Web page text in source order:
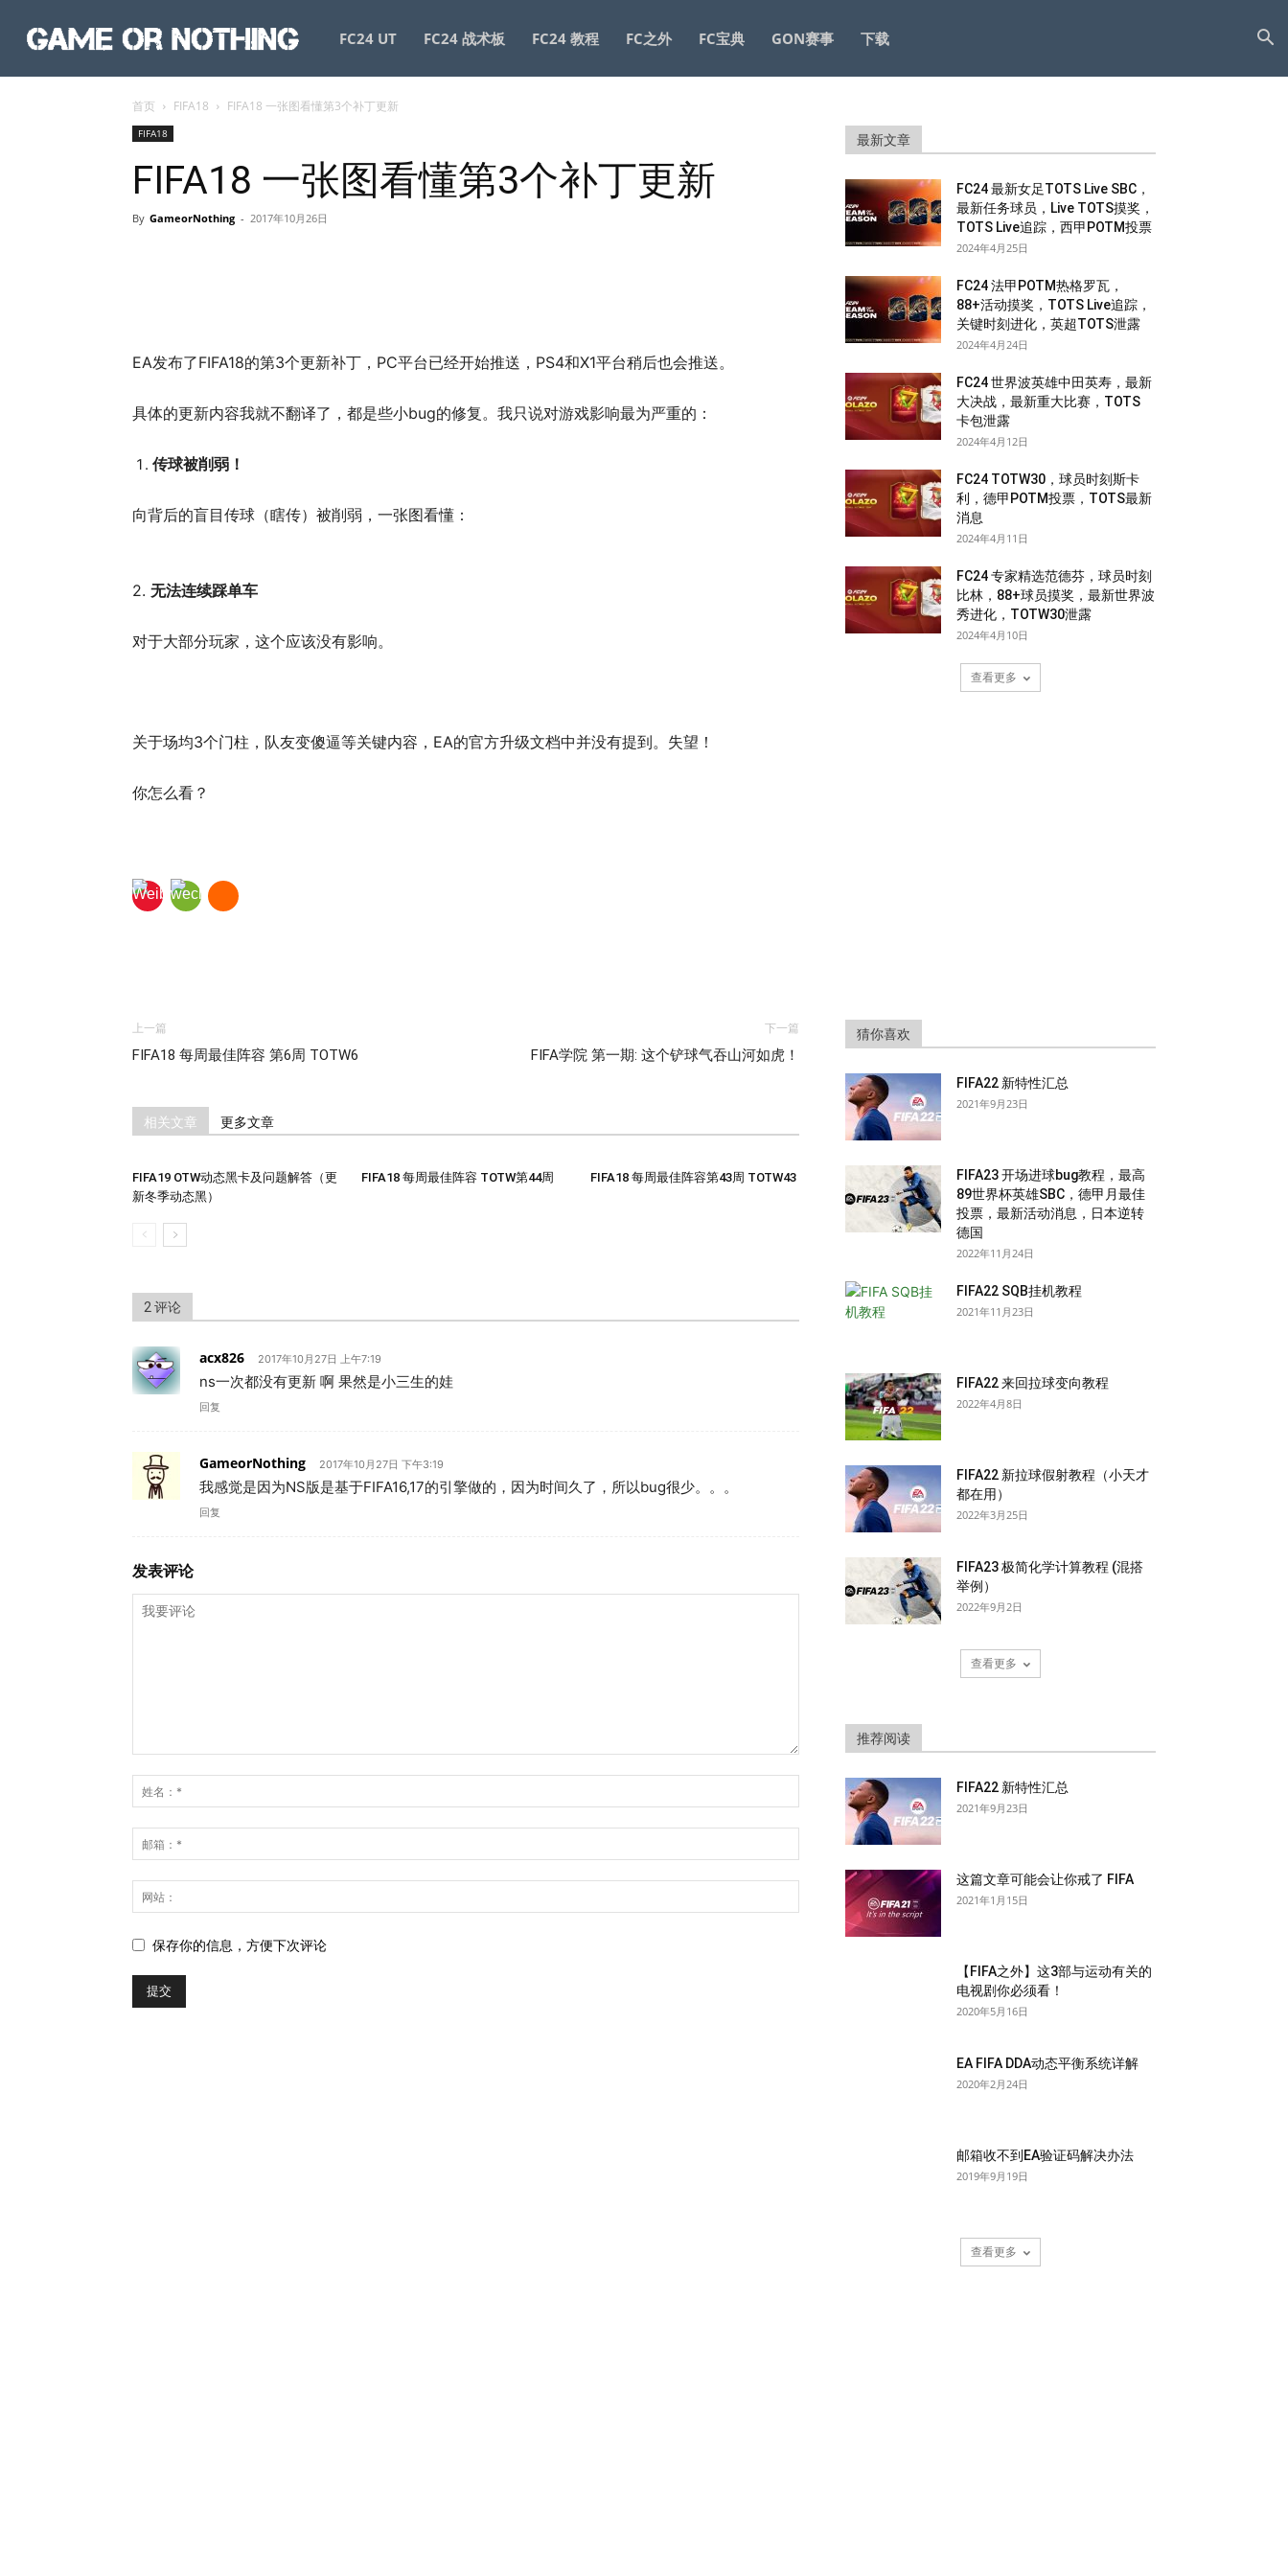
GameorNothing
FC24 UT FC24 战术板 FC24 教程 FC之外 FC宝典 GON赛事 下载
首页 FIFA18 FIFA18 一张图看懂第3个补丁更新
FIFA18
FIFA18 一张图看懂第3个补丁更新
By GameorNothing - 2017年10月26日
EA发布了FIFA18的第3个更新补丁，PC平台已经开始推送，PS4和X1平台稍后也会推送。
具体的更新内容我就不翻译了，都是些小bug的修复。我只说对游戏影响最为严重的：
传球被削弱！
向背后的盲目传球（瞎传）被削弱，一张图看懂：
2. 无法连续踩单车
对于大部分玩家，这个应该没有影响。
关于场均3个门柱，队友变傻逼等关键内容，EA的官方升级文档中并没有提到。失望！
你怎么看？
上一篇
FIFA18 每周最佳阵容 第6周 TOTW6
下一篇
FIFA学院 第一期: 这个铲球气吞山河如虎！
相关文章 更多文章
FIFA19 OTW动态黑卡及问题解答（更
新冬季动态黑）
FIFA18 每周最佳阵容 TOTW第44周 FIFA18 每周最佳阵容第43周 TOTW43
2 评论
acx826 2017年10月27日 上午7:19
ns一次都没有更新 啊 果然是小三生的娃
回复
GameorNothing 2017年10月27日 下午3:19
我感觉是因为NS版是基于FIFA16,17的引擎做的，因为时间久了，所以bug很少。。。
回复
发表评论
保存你的信息，方便下次评论
最新文章
FC24 最新女足TOTS Live SBC，
最新任务球员，Live TOTS摸奖，
TOTS Live追踪，西甲POTM投票
2024年4月25日
FC24 法甲POTM热格罗瓦，
88+活动摸奖，TOTS Live追踪，
关键时刻进化，英超TOTS泄露
2024年4月24日
FC24 世界波英雄中田英寿，最新
大决战，最新重大比赛，TOTS
卡包泄露
2024年4月12日
FC24 TOTW30，球员时刻斯卡
利，德甲POTM投票，TOTS最新
消息
2024年4月11日
FC24 专家精选范德芬，球员时刻
比林，88+球员摸奖，最新世界波
秀进化，TOTW30泄露
2024年4月10日
查看更多
猜你喜欢
FIFA22 新特性汇总
2021年9月23日
FIFA23 开场进球bug教程，最高
89世界杯英雄SBC，德甲月最佳
投票，最新活动消息，日本逆转
德国
2022年11月24日
FIFA22 SQB挂机教程
2021年11月23日
FIFA22 来回拉球变向教程
2022年4月8日
FIFA22 新拉球假射教程（小天才
都在用）
2022年3月25日
FIFA23 极简化学计算教程 (混搭
举例）
2022年9月2日
查看更多
推荐阅读
FIFA22 新特性汇总
2021年9月23日
这篇文章可能会让你戒了 FIFA
2021年1月15日
【FIFA之外】这3部与运动有关的
电视剧你必须看！
2020年5月16日
EA FIFA DDA动态平衡系统详解
2020年2月24日
邮箱收不到EA验证码解决办法
2019年9月19日
查看更多